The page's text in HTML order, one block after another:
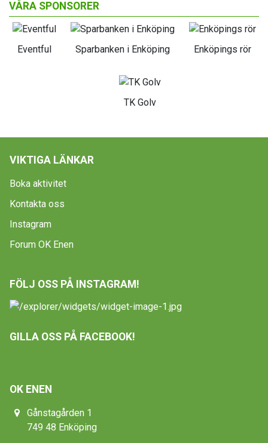
VÅRA SPONSORER
Eventful Sparbanken i Enköping Enköpings rör
TK Golv
VIKTIGA LÄNKAR
Boka aktivitet
Kontakta oss
Instagram
Forum OK Enen
FÖLJ OSS PÅ INSTAGRAM!
GILLA OSS PÅ FACEBOOK!
OK ENEN
Gånstagården 1
749 48 Enköping